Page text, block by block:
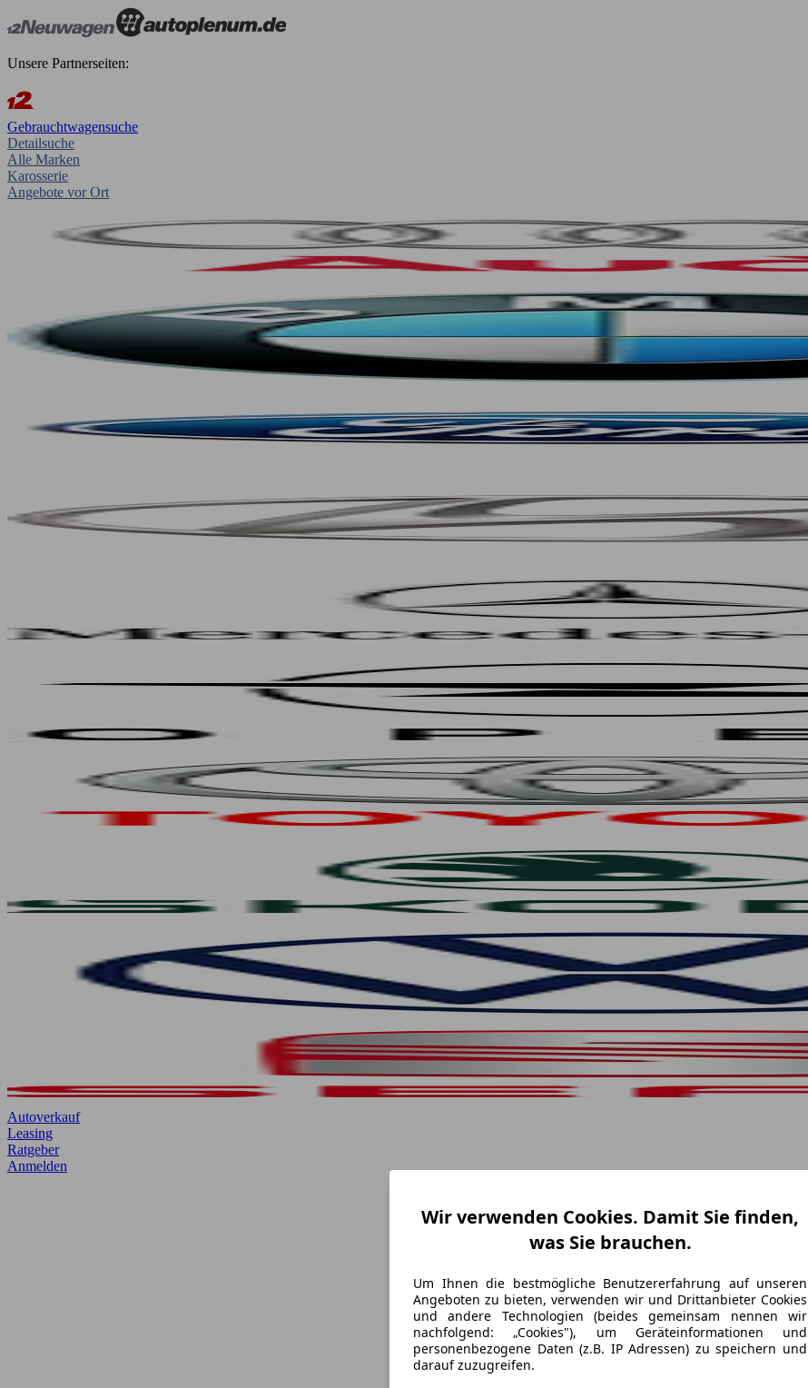
Unsere Partnerseiten:
Gebrauchtwagensuche
Detailsuche
Alle Marken
Karosserie
Angebote vor Ort
Autoverkauf
Leasing
Ratgeber
Anmelden
Wir verwenden Cookies. Damit Sie finden,
was Sie brauchen.
Um Ihnen die bestmögliche Benutzererfahrung auf unseren
Angeboten zu bieten, verwenden wir und Drittanbieter Cookies
und andere Technologien (beides gemeinsam nennen wir
nachfolgend: „Cookies"), um Geräteinformationen und
personenbezogene Daten (z.B. IP Adressen) zu speichern und
darauf zuzugreifen.